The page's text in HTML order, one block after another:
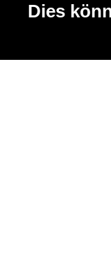
Dies